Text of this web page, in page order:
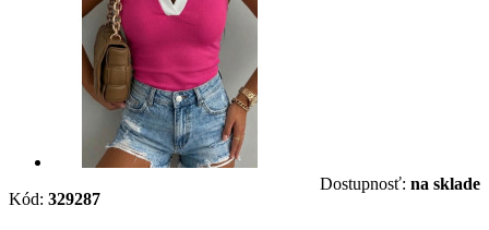
Kód: 329287
Dostupnosť: na sklade